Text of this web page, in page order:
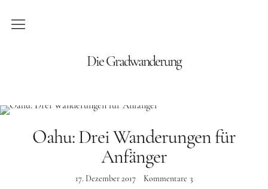
Die Gradwanderung
Blog
Roadtrips
Reisen
Afrika
Oahu: Drei Wanderungen für
Anfänger
17. Dezember 2017 Kommentare 3